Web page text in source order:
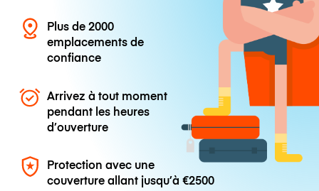
Plus de 2000
emplacements de
confiance
Arrivez à tout moment
pendant les heures
d’ouverture
Protection avec une
couverture allant jusqu’à€2500